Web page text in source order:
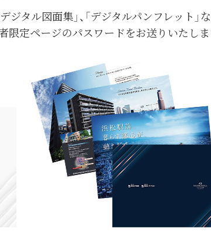
ジタル図面集」、 「デジタルパンフレット」な
限定ページのパスワードをお送りいたしま